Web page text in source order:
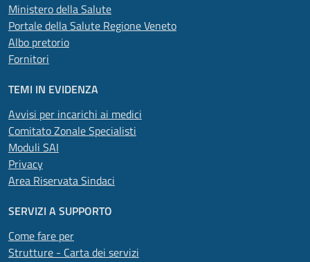
Ministero della Salute
Portale della Salute Regione Veneto
Albo pretorio
Fornitori
TEMI IN EVIDENZA
Avvisi per incarichi ai medici
Comitato Zonale Specialisti
Moduli SAI
Privacy
Area Riservata Sindaci
SERVIZI A SUPPORTO
Come fare per
Strutture - Carta dei servizi